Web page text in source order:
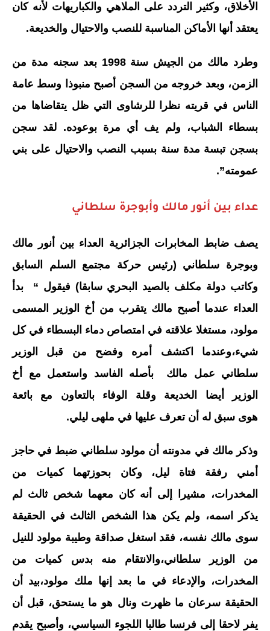
الأخلاق، وكثير التردد على الملاهي والكباريهات لأنه كان
يعتقد أنها الأماكن المناسبة للنصب والاحتيال والخديعة.
وطرد مالك من الجيش سنة 1998 بعد سجنه مدة من
الزمن، وبعد خروجه من السجن أصبح منبوذا وسط عامة
الناس في قريته نظرا للرشاوى التي ظل يتقاضاها من
بسطاء الشباب، ولم يف أي مرة بوعوده. لقد سجن
بسجن تبسة مدة سنة بسبب النصب والاحتيال على بني
عمومته”.
عداء بين أنور مالك وأبوجرة سلطاني
يصف ضابط المخابرات الجزائرية العداء بين أنور مالك
وبوجرة سلطاني (رئيس حركة مجتمع السلم السابق
وكاتب دولة مكلف بالصيد البحري سابقا) فيقول “ بدأ
العداء عندما أصبح مالك يتقرب من أخ الوزير المسمى
مولود، مستغلا علاقته في امتصاص دماء البسطاء في كل
شيء،وعندما اكتشف أمره وفضح من قبل الوزير
سلطاني عمل مالك بأصله الفاسد واستعمل مع أخ
الوزير أيضا الخديعة وقلة الوفاء بالتعاون مع بائعة
هوى سبق له أن تعرف عليها في ملهى ليلي.
وذكر مالك في مدونته أن مولود سلطاني ضبط في حاجز
أمني رفقة فتاة ليل، وكان بحوزتهما كميات من
المخدرات، مشيرا إلى أنه كان معهما شخص ثالث لم
يذكر اسمه، ولم يكن هذا الشخص الثالث في الحقيقة
سوى مالك نفسه، فقد استغل صداقة وطيبة مولود للنيل
من الوزير سلطاني،والانتقام منه بدس كميات من
المخدرات، والإدعاء في ما بعد إنها ملك مولود،بيد أن
الحقيقة سرعان ما ظهرت ونال هو ما يستحق، قبل أن
يفر لاحقا إلى فرنسا طالبا اللجوء السياسي، وأصبح يقدم